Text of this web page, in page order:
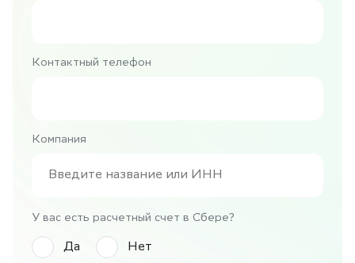
Контактный телефон
Компания
У вас есть расчетный счет в Сбере?
Да Нет